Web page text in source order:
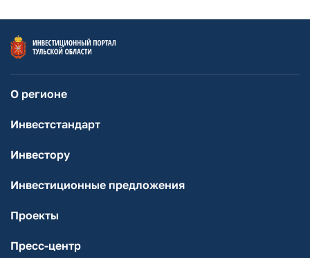
О регионе
Инвестстандарт
Инвестору
Инвестиционные предложения
Проекты
Пресс-центр